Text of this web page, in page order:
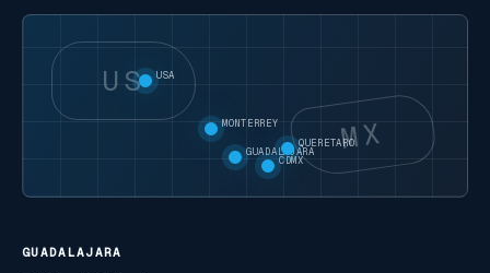
US
MX
USA
MONTERREY
GUADALAJARA
CDMX
QUERETARO
GUADALAJARA